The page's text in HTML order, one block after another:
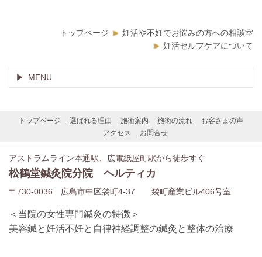
トップページ
妊活や不妊でお悩みの方への相談室
妊活セルフケアについて
MENU
トップページ 選ばれる理由 施術案内 施術の流れ
お客さまの声
アクセス
お問合せ
アストラムライン本通駅、広電紙屋町駅から徒歩すぐ
松鶴堂鍼灸院分院 ヘルティカ
〒730-0036 広島市中区袋町4‐37 袋町産業ビル406号室
＜当院の女性専門鍼灸の特徴＞
美容鍼と妊活不妊と自律神経調整の鍼灸と整体の治療